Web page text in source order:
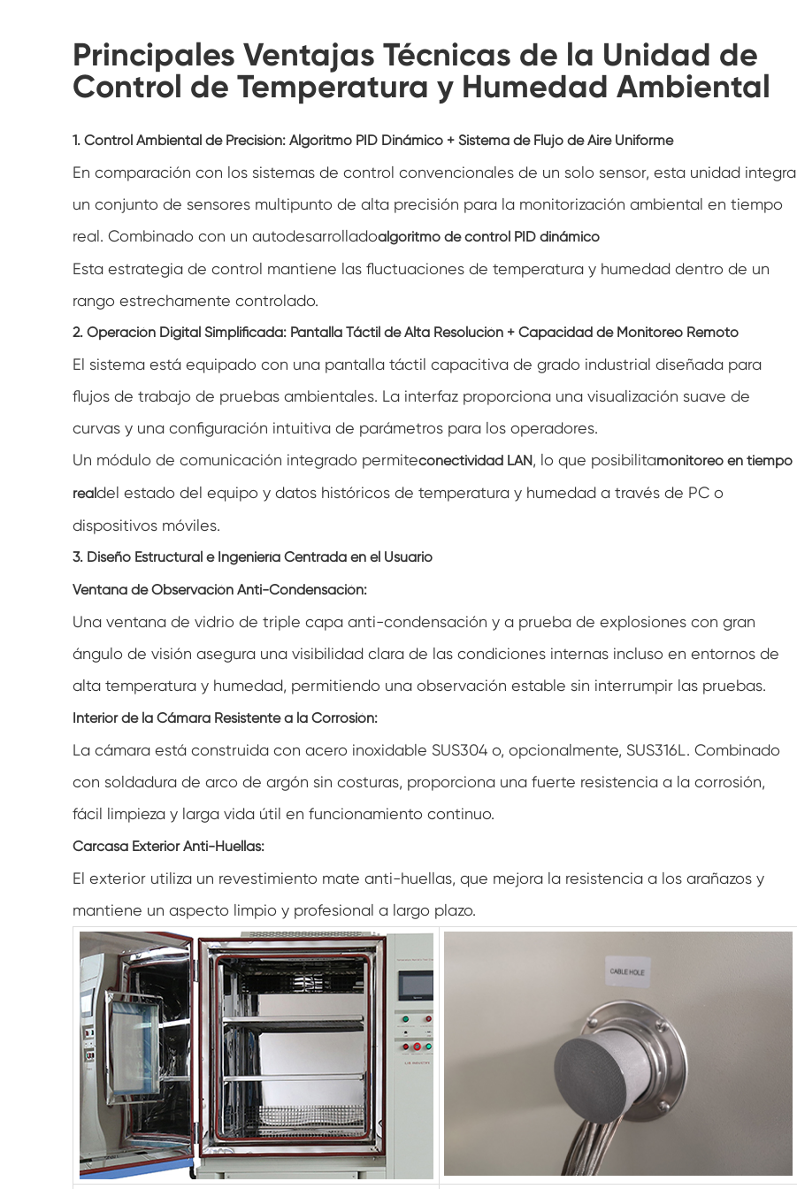
Cámara de prueba climática del laboratorio
de la humedad de la temperatura
Cámara de altitud de temperatura
Cámara de calor húmedo
Horno de secado
Dispositivos de prueba para paneles
Cámara de pruebas de degradación
fotovoltaica
Cámara de acondicionamiento
Caminar en cámara de humedad
Cámara de humedad fría de calor
Cámara de temperatura
Equipo de prueba acelerado de vida útil
Cámara de la coctelera de temperatura
Gabinete de baja temperatura constante
Cámara de prueba a prueba de explosión
Cámara de pruebas para módulos
fotovoltaicos
Cámara de prueba PV
Cámara de prueba de laboratorio
Cámara ambiental PV
Principales Ventajas Técnicas de la Unidad de
Control de Temperatura y Humedad Ambiental
1. Control Ambiental de Precisión: Algoritmo PID Dinámico + Sistema de Flujo de Aire Uniforme
En comparación con los sistemas de control convencionales de un solo sensor, esta unidad integra
un conjunto de sensores multipunto de alta precisión para la monitorización ambiental en tiempo
real. Combinado con un autodesarrolladoalgoritmo de control PID dinámico
Esta estrategia de control mantiene las fluctuaciones de temperatura y humedad dentro de un
rango estrechamente controlado.
2. Operación Digital Simplificada: Pantalla Táctil de Alta Resolución + Capacidad de Monitoreo Remoto
El sistema está equipado con una pantalla táctil capacitiva de grado industrial diseñada para
flujos de trabajo de pruebas ambientales. La interfaz proporciona una visualización suave de
curvas y una configuración intuitiva de parámetros para los operadores.
Un módulo de comunicación integrado permiteconectividad LAN, lo que posibilitamonitoreo en tiempo
realdel estado del equipo y datos históricos de temperatura y humedad a través de PC o
dispositivos móviles.
3. Diseño Estructural e Ingeniería Centrada en el Usuario
Ventana de Observación Anti-Condensación:
Una ventana de vidrio de triple capa anti-condensación y a prueba de explosiones con gran
ángulo de visión asegura una visibilidad clara de las condiciones internas incluso en entornos de
alta temperatura y humedad, permitiendo una observación estable sin interrumpir las pruebas.
Interior de la Cámara Resistente a la Corrosión:
La cámara está construida con acero inoxidable SUS304 o, opcionalmente, SUS316L. Combinado
con soldadura de arco de argón sin costuras, proporciona una fuerte resistencia a la corrosión,
fácil limpieza y larga vida útil en funcionamiento continuo.
Carcasa Exterior Anti-Huellas:
El exterior utiliza un revestimiento mate anti-huellas, que mejora la resistencia a los arañazos y
mantiene un aspecto limpio y profesional a largo plazo.